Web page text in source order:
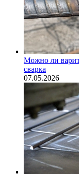
Можно ли
сварка
07.05.2026